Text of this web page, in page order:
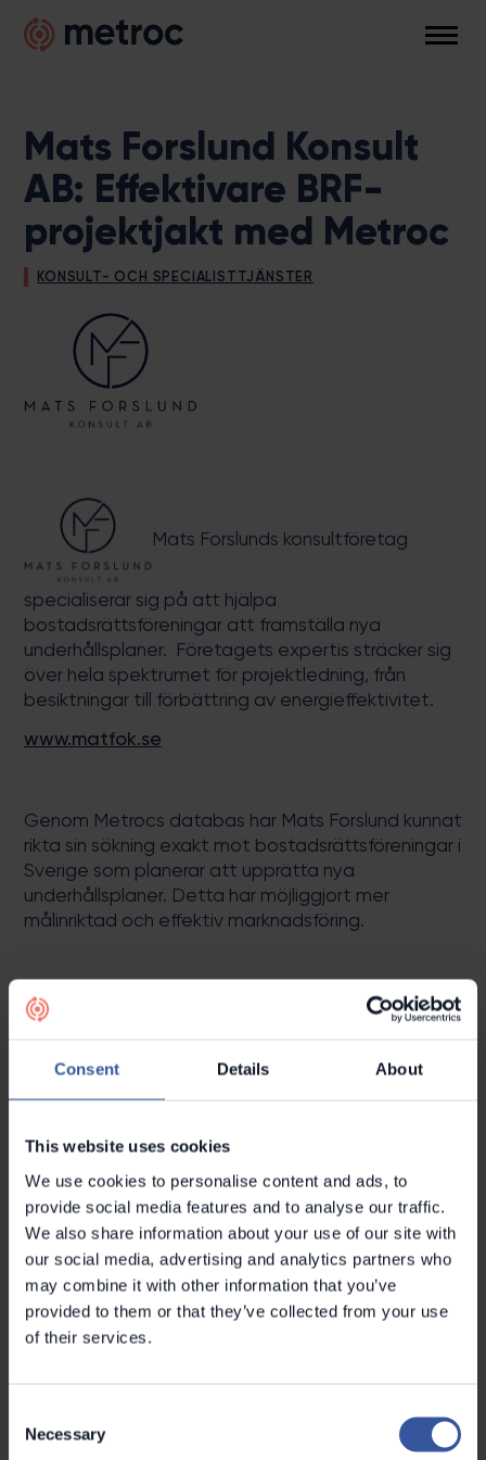
Consent Details About
This website uses cookies
We use cookies to personalise content and ads, to
provide social media features and to analyse our traffic.
We also share information about your use of our site with
our social media, advertising and analytics partners who
may combine it with other information that you’ve
provided to them or that they’ve collected from your use
of their services.
Selection
Necessary
Metroc Meny
Mats Forslund Konsult
AB: Effektivare BRF-
projektjakt med Metroc
KONSULT- OCH SPECIALISTTJÄNSTER
Mats Forslunds konsultföretag
specialiserar sig på att hjälpa
bostadsrättsföreningar att framställa nya
underhållsplaner. Företagets expertis sträcker sig
över hela spektrumet för projektledning, från
besiktningar till förbättring av energieffektivitet.
www.matfok.se
Genom Metrocs databas har Mats Forslund kunnat
rikta sin sökning exakt mot bostadsrättsföreningar i
Sverige som planerar att upprätta nya
underhållsplaner. Detta har möjliggjort mer
målinriktad och effektiv marknadsföring.
tids- och projektbasis från
bostadsrättsföreningars årsredovisningar. Det har
inte bara sparat oss tid utan också gjort att vi kan
använda våra resurser mer effektivt.” – Mats
Forslund, VD
Nästa generations projektjakt: Mats Forslund
vara mer exakt och effektiv i sin marknadsföring.
Han kan nu snabbare och mer exakt identifiera